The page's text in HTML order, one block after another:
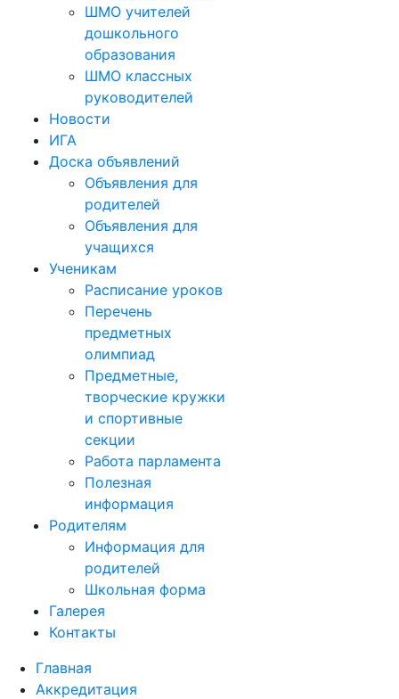
ШМО учителей
дошкольного
образования
ШМО классных
руководителей
Новости
ИГА
Доска объявлений
Объявления для
родителей
Объявления для
учащихся
Ученикам
Расписание уроков
Перечень
предметных
олимпиад
Предметные,
творческие кружки
и спортивные
секции
Работа парламента
Полезная
информация
Родителям
Информация для
родителей
Школьная форма
Галерея
Контакты
Главная
Аккредитация